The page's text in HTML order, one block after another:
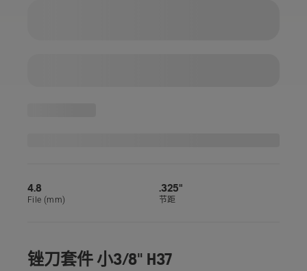
4.8
File (mm)
.325"
节距
锉刀套件 小3/8" H37